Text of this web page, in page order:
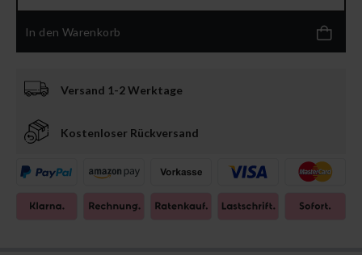
In den Warenkorb
Versand 1-2 Werktage
Kostenloser Rückversand